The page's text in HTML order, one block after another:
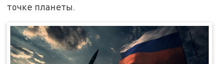
точке планеты.